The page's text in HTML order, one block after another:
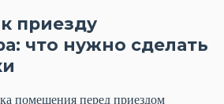
приезду
что нужно сделать
помещения перед приездом